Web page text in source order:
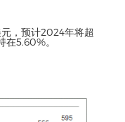
，预计2024年将超
5.60%。